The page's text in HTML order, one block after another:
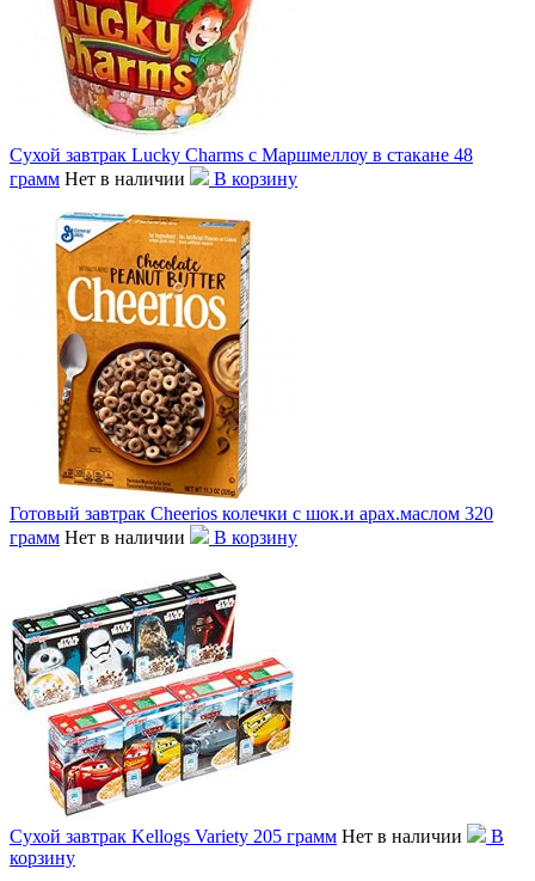
Сухой завтрак Lucky Charms с Маршмеллоу в стакане 48
грамм Нет в наличии В корзину
Готовый завтрак Cheerios колечки с шок.и арах.маслом 320
грамм Нет в наличии В корзину
Сухой завтрак Kellogs Variety 205 грамм Нет в наличии
В
корзину